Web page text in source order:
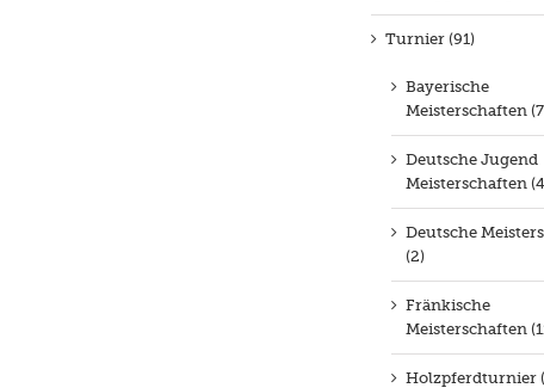
Turnier (91)
Bayerische
Meisterschaften
Deutsche Jugend
Meisterschaften
Deutsche
(2)
Fränkische
Meisterschaften
Holzpferdturnier